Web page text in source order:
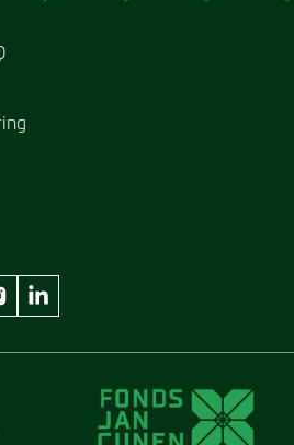
Jan Cunen
Museum Jan Cunen
Museum Jan Cunen
linkedin Museum Jan Cunen